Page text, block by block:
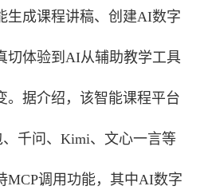
生成课程讲稿、创建AI数字
切体验到AI从辅助教学工具
。据介绍，该智能课程平台
、千问、Kimi、文心一言等
MCP调用功能，其中AI数字